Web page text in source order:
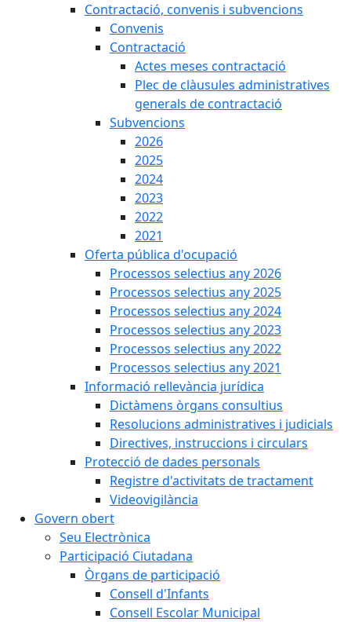
Contractació, convenis i subvencions
Convenis
Contractació
Actes meses contractació
Plec de clàusules administratives
generals de contractació
Subvencions
2026
2025
2024
2023
2022
2021
Oferta pública d'ocupació
Processos selectius any 2026
Processos selectius any 2025
Processos selectius any 2024
Processos selectius any 2023
Processos selectius any 2022
Processos selectius any 2021
Informació rellevància jurídica
Dictàmens òrgans consultius
Resolucions administratives i judicials
Directives, instruccions i circulars
Protecció de dades personals
Registre d'activitats de tractament
Videovigilància
Govern obert
Seu Electrònica
Participació Ciutadana
Òrgans de participació
Consell d'Infants
Consell Escolar Municipal